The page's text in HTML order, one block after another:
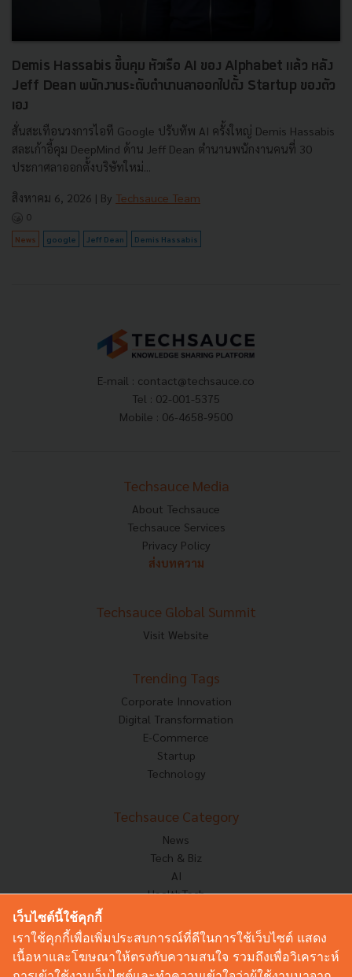
Demis Hassabis ขึ้นคุม หัวเรือ AI ของ Alphabet แล้ว หลัง
Jeff Dean พนักงานระดับตำนานลาออกไปตั้ง Startup ของตัว
เอง
สั่นสะเทือนวงการไอที Google ปรับทัพ AI ครั้งใหญ่ Demis Hassabis
สละเก้าอี้คุม DeepMind ด้าน Jeff Dean ตำนานพนักงานคนที่ 30
ประกาศลาออกตั้งบริษัทใหม่...
สิงหาคม 6, 2026 | By Techsauce Team
0
News google Jeff Dean Demis Hassabis
E-mail : contact@techsauce.co
Tel : 02-001-5375
Mobile : 06-4658-9500
Techsauce Media
About Techsauce
Techsauce Services
Privacy Policy
ส่งบทความ
Techsauce Global Summit
Visit Website
Trending Tags
Corporate Innovation
Digital Transformation
E-Commerce
Startup
Technology
Techsauce Category
News
Tech & Biz
AI
HealthTech
Corp Innov
Saucy Thoughts
Based On
เว็บไซต์นี้ใช้คุกกี้
เราใช้คุกกี้เพื่อเพิ่มประสบการณ์ที่ดีในการใช้เว็บไซต์ แสดง
เนื้อหาและโฆษณาให้ตรงกับความสนใจ รวมถึงเพื่อวิเคราะห์